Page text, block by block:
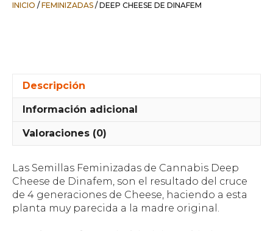
INICIO / FEMINIZADAS / DEEP CHEESE DE DINAFEM
Descripción
Información adicional
Valoraciones (0)
Las Semillas Feminizadas de Cannabis Deep
Cheese de Dinafem, son el resultado del cruce
de 4 generaciones de Cheese, haciendo a esta
planta muy parecida a la madre original.